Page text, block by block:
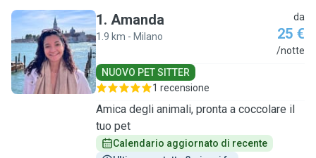
A
1. Amanda
1.9 km - Milano
da
25 €
/notte
NUOVO PET SITTER
1 recensione
Amica degli animali, pronta a coccolare il
tuo pet
Calendario aggiornato di recente